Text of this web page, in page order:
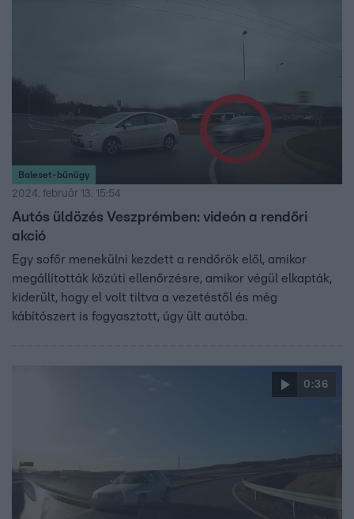
Baleset-bűnügy
2024. február 13. 15:54
Autós üldözés Veszprémben: videón a rendőri
akció
Egy sofőr menekülni kezdett a rendőrök elől, amikor
megállították közúti ellenőrzésre, amikor végül elkapták,
kiderült, hogy el volt tiltva a vezetéstől és még
kábítószert is fogyasztott, úgy ült autóba.
0:36